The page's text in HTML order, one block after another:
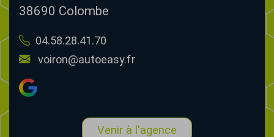
38690 Colombe
04.58.28.41.70
voiron@autoeasy.fr
Venir à l'agence